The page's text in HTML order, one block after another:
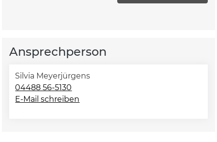
Ansprechperson
Silvia Meyerjürgens
04488 56-5130
E-Mail schreiben